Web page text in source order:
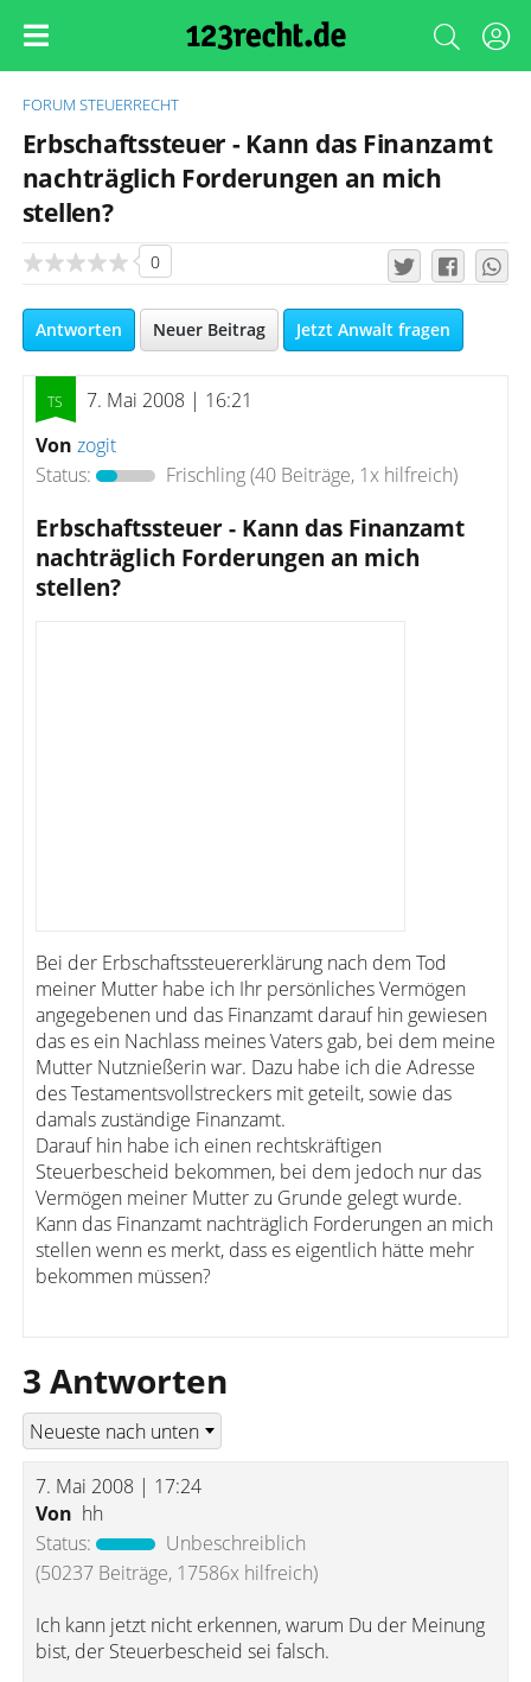
FORUM STEUERRECHT
Erbschaftssteuer - Kann das Finanzamt
nachträglich Forderungen an mich
stellen?
0
Antworten Neuer Beitrag Jetzt Anwalt fragen
7. Mai 2008 | 16:21
Von zogit
Status:
Frischling(40 Beiträge, 1x hilfreich)
Erbschaftssteuer - Kann das Finanzamt
nachträglich Forderungen an mich
stellen?
Bei der Erbschaftssteuererklärung nach dem Tod
meiner Mutter habe ich Ihr persönliches Vermögen
angegebenen und das Finanzamt darauf hin gewiesen
das es ein Nachlass meines Vaters gab, bei dem meine
Mutter Nutznießerin war. Dazu habe ich die Adresse
des Testamentsvollstreckers mit geteilt, sowie das
damals zuständige Finanzamt.
Darauf hin habe ich einen rechtskräftigen
Steuerbescheid bekommen, bei dem jedoch nur das
Vermögen meiner Mutter zu Grunde gelegt wurde.
Kann das Finanzamt nachträglich Forderungen an mich
stellen wenn es merkt, dass es eigentlich hätte mehr
bekommen müssen?
3 Antworten
7. Mai 2008 | 17:24
Von hh
Status:
Unbeschreiblich
(50237 Beiträge, 17586x hilfreich)
Ich kann jetzt nicht erkennen, warum Du der Meinung
bist, der Steuerbescheid sei falsch.